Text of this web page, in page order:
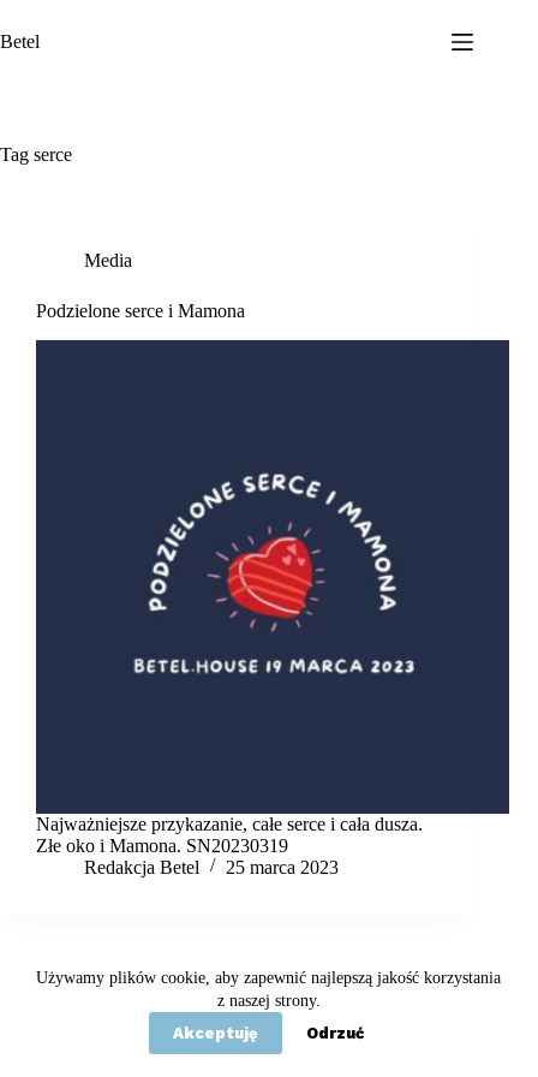
do
treści
Używamy plików cookie, aby zapewnić najlepszą jakość korzystania
z naszej strony.
Akceptuję
Odrzuć
Betel
Tag serce
Media
Podzielone serce i Mamona
Najważniejsze przykazanie, całe serce i cała dusza.
Złe oko i Mamona. SN20230319
Redakcja Betel
25 marca 2023
Copyright © 2020 - 2026 Betel